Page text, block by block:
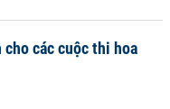
các cuộc thi hoa